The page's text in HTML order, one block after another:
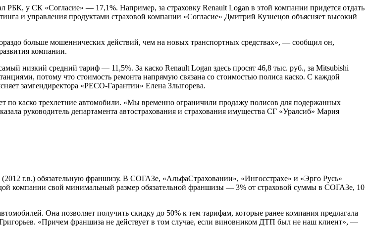
у СК «Согласие» — 17,1%. Например, за страховку Renault Logan в этой компании придется отдать
и управления продуктами страховой компании «Согласие» Дмитрий Кузнецов объясняет высокий
больше мошеннических действий, чем на новых транспортных средствах», — сообщил он,
компании.
низкий средний тариф — 11,5%. За каско Renault Logan здесь просят 46,8 тыс. руб., за Mitsubishi
потому что стоимость ремонта напрямую связана со стоимостью полиса каско. С каждой
замгендиректора «РЕСО-Гарантии» Елена Злыгорева.
по каско трехлетние автомобили. «Мы временно ограничили продажу полисов для подержанных
руководитель департамента автострахования и страхования имущества СГ «Уралсиб» Мария
г.в.) обязательную франшизу. В СОГАЗе, «АльфаСтраховании», «Ингосстрахе» и «Эрго Русь»
компании свой минимальный размер обязательной франшизы — 3% от страховой суммы в СОГАЗе, 10
Она позволяет получить скидку до 50% к тем тарифам, которые ранее компания предлагала
«Причем франшиза не действует в том случае, если виновником ДТП был не наш клиент», —